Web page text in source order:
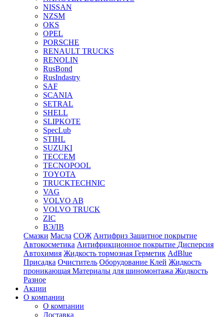
NISSAN
NZSM
OKS
OPEL
PORSCHE
RENAULT TRUCKS
RENOLIN
RusBond
RusIndastry
SAF
SCANIA
SETRAL
SHELL
SLIPKOTE
SpecLub
STIHL
SUZUKI
TECCEM
TECNOPOOL
TOYOTA
TRUCKTECHNIC
VAG
VOLVO AB
VOLVO TRUCK
ZIC
ВЭЛВ
Смазки Масла СОЖ Антифриз Защитное покрытие
Автокосметика Антифрикционное покрытие Дисперсия
Автохимия Жидкость тормозная Герметик AdBlue
Присадка Очиститель Оборудование Клей Жидкость
проникающая Материалы для шиномонтажа Жидкость
Разное
Акции
О компании
О компании
Доставка